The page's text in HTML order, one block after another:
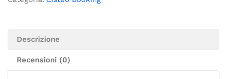
Descrizione
Recensioni (0)